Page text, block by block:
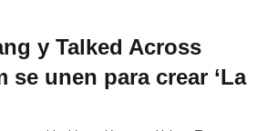
y Talked Across
se unen para crear ‘La